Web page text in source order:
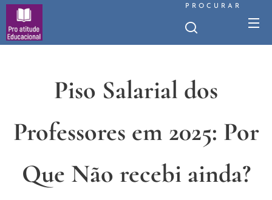
PROCURAR
Piso Salarial dos
Professores em 2025: Por
Que Não recebi ainda?